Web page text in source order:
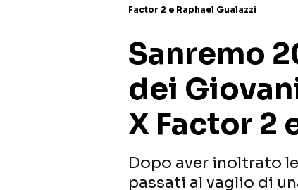
Factor 2 e Raphael Gualazzi
Sanremo
dei
X Factor 2
Dopo aver inoltrato
passati al vaglio di